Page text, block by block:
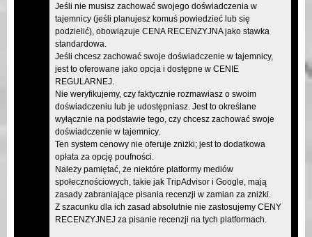
Jeśli nie musisz zachować swojego doświadczenia w
tajemnicy (jeśli planujesz komuś powiedzieć lub się
podzielić), obowiązuje CENA RECENZYJNA jako stawka
standardowa.
Jeśli chcesz zachować swoje doświadczenie w tajemnicy,
jest to oferowane jako opcja i dostępne w CENIE
REGULARNEJ.
Nie weryfikujemy, czy faktycznie rozmawiasz o swoim
doświadczeniu lub je udostępniasz. Jest to określane
wyłącznie na podstawie tego, czy chcesz zachować swoje
doświadczenie w tajemnicy.
Ten system cenowy nie oferuje zniżki; jest to dodatkowa
opłata za opcję poufności.
Należy pamiętać, że niektóre platformy mediów
społecznościowych, takie jak TripAdvisor i Google, mają
zasady zabraniające pisania recenzji w zamian za zniżki.
Z szacunku dla ich zasad absolutnie nie zastosujemy CENY
RECENZYJNEJ za pisanie recenzji na tych platformach.